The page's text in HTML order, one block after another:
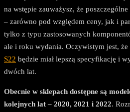
na wstępie zauważysz, że
– zarówno pod względem ceny, jak i
tylko z typu zastosowanych
ale i roku wydania. Oczywistym jest, że
S22 będzie miał lepszą specyfikację i
dwóch lat.
Obecnie w sklepach dostępne są
kolejnych lat – 2020, 2021 i 2022.